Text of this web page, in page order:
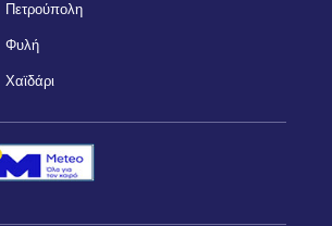
Πετρούπολη
Φυλή
Χαϊδάρι